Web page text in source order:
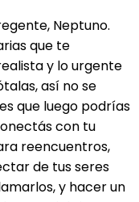
Neptuno.
que te
y lo urgente
así no se
que luego podrías
con tu
reencuentros,
de tus seres
y hacer un